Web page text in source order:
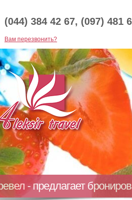
(044) 384 42 67, (097) 481
Baм перезвонить?
- предлагает